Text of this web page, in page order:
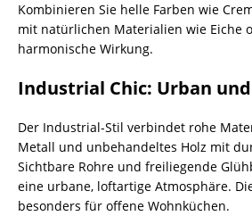
Kombinieren Sie helle Farben wie
mit natürlichen Materialien wie Eiche
harmonische Wirkung.
Industrial Chic: Urban
Der Industrial-Stil verbindet rohe
Metall und unbehandeltes Holz mit
Sichtbare Rohre und freiliegende
eine urbane, loftartige Atmosphäre.
besonders für offene Wohnküchen.